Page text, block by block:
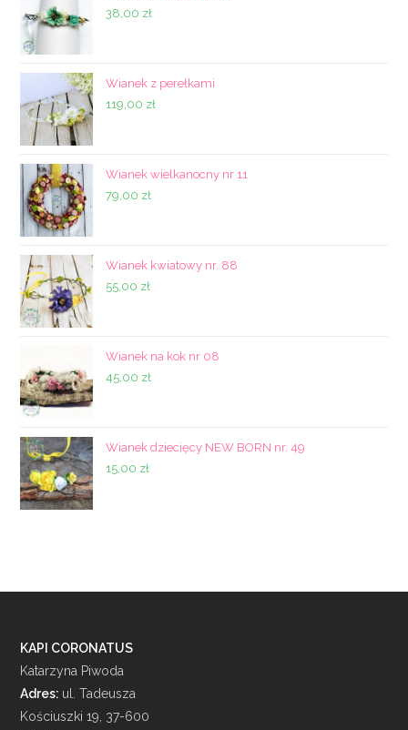
38,00 zł
Wianek z perełkami
119,00 zł
Wianek wielkanocny nr 11
79,00 zł
Wianek kwiatowy nr. 88
55,00 zł
Wianek na kok nr 08
45,00 zł
Wianek dziecięcy NEW BORN nr. 49
15,00 zł
KAPI CORONATUS
Katarzyna Piwoda
Adres: ul. Tadeusza
Kościuszki 19, 37-600